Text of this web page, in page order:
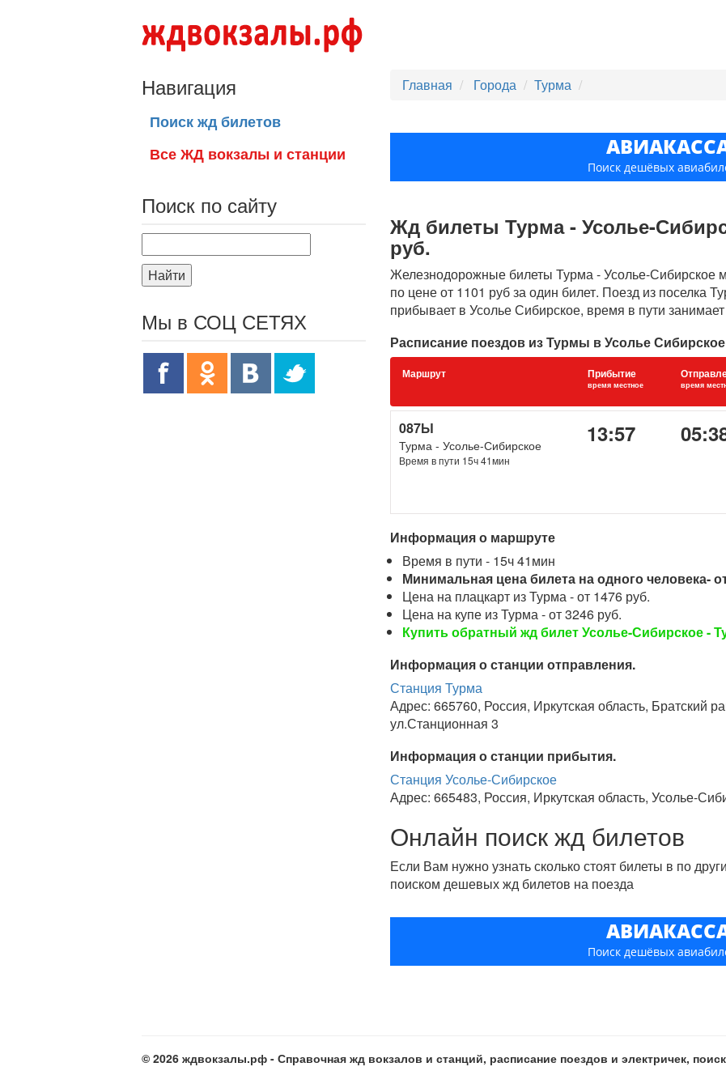
Главная Города Турма
Поиск дешёвых
Жд билеты Турма - Усолье-
руб.
Железнодорожные билеты Турма - Усолье-Сибирское
по цене от 1101 руб за один билет. Поезд из поселка
прибывает в Усолье Сибирское, время в пути
Расписание поездов из Турмы в Усолье Сибирское
Маршрут Прибытие
время местное время
087Ы
Турма - Усолье-Сибирское
Время в пути 15ч 41мин
13:57
Информация о маршруте
Время в пути - 15ч 41мин
Минимальная цена билета на одного человека-
Цена на плацкарт из Турма - от 1476 руб.
Цена на купе из Турма - от 3246 руб.
Купить обратный жд билет Усолье-Сибирское -
Информация о станции отправления.
Станция Турма
Адрес: 665760, Россия, Иркутская область, Братский
ул.Станционная 3
Информация о станции прибытия.
Станция Усолье-Сибирское
Адрес: 665483, Россия, Иркутская область, Усолье-
Онлайн поиск жд билетов
Если Вам нужно узнать сколько стоят билеты в по
поиском дешевых жд билетов на поезда
Поиск дешёвых
Навигация
Поиск жд билетов
Все ЖД вокзалы и станции
Поиск по сайту
Найти
Мы в СОЦ СЕТЯХ
© 2026 ждвокзалы.рф - Справочная жд вокзалов и станций, расписание поездов и электричек,